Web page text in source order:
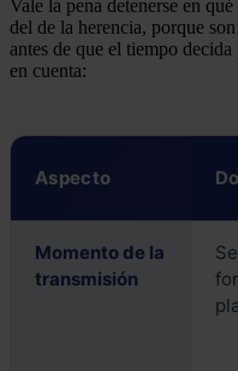
Vale la pena detenerse en
del de la herencia, porque
antes de que el tiempo
en cuenta:
Aspecto
Momento de la
transmisión